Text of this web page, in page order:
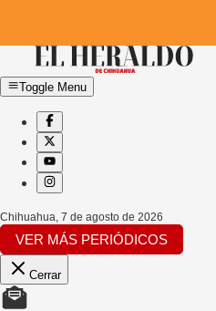
Toggle Menu
Chihuahua 7 de agosto de 2026
VER MÁS PERIÓDICOS
Cerrar